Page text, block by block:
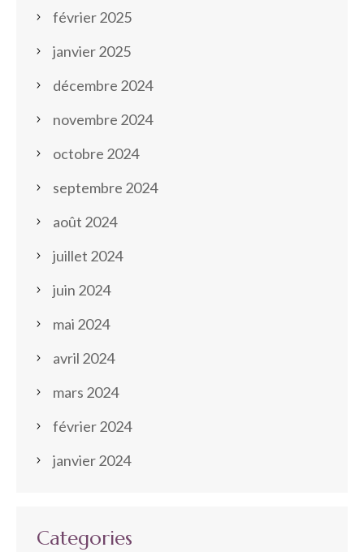
février 2025
janvier 2025
décembre 2024
novembre 2024
octobre 2024
septembre 2024
août 2024
juillet 2024
juin 2024
mai 2024
avril 2024
mars 2024
février 2024
janvier 2024
Categories